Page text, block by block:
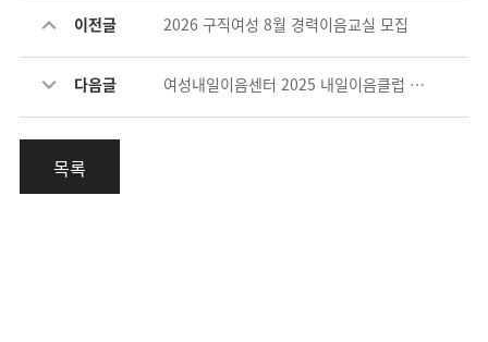
이전글 2026 구직여성 8월 경력이음교실 모집
다음글 여성내일이음센터 2025 내일이음클럽 말차격불 체험행사 안내
목록